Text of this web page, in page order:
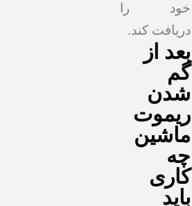
خود را
دریافت کند.
بعد از
گم
شدن
ریموت
ماشین
چه
کاری
باید